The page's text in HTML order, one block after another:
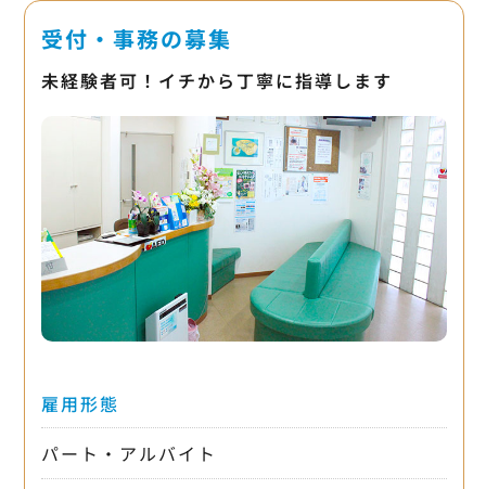
受付・事務の募集
未経験者可！イチから丁寧に指導します
雇用形態
パート・アルバイト